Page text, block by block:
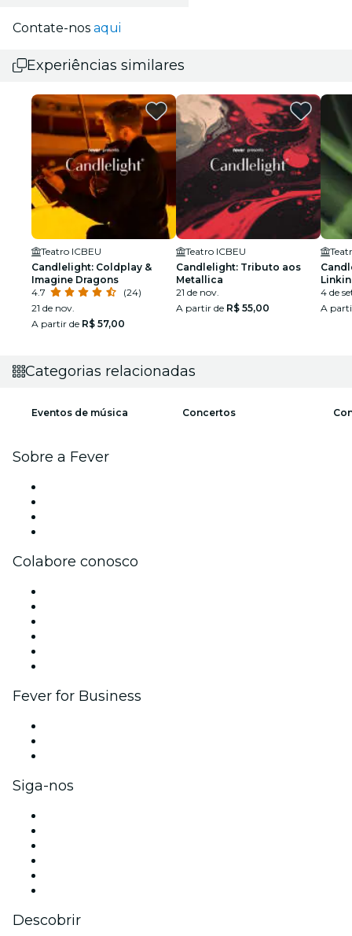
Contate-nos aqui
Experiências similares
Teatro ICBEU
Candlelight: Coldplay &
Imagine Dragons
4.7
(24)
21 de nov.
A partir de R$ 57,00
Teatro ICBEU
Candlelight: Tributo aos
Metallica
21 de nov.
A partir de R$ 55,00
4 de
A
Categorias relacionadas
Eventos de música Concertos
Sobre a Fever
Colabore conosco
Fever for Business
Siga-nos
Descobrir